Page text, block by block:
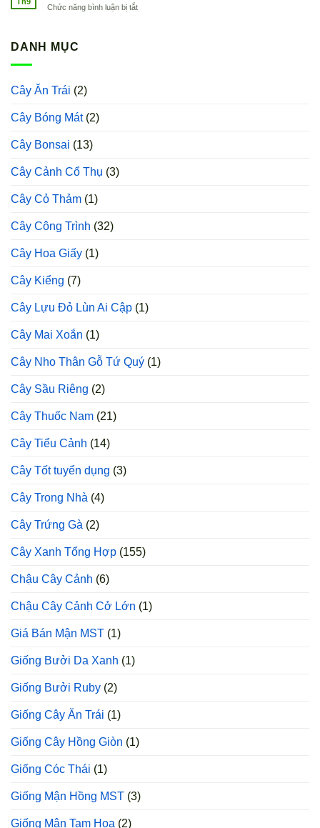
Bẹ
Chức năng bình luận bị tắtở
DANH MỤC
Cây Ăn Trái (2)
Cây Bóng Mát(2)
Cây Bonsai (13)
Cây Cảnh Cổ Thụ (3)
Cây Cỏ Thảm (1)
Cây Công Trình (32)
Cây Hoa Giấy (1)
Cây Kiểng (7)
Cây Lựu Đỏ Lùn Ai Cập (1)
Cây Mai Xoắn (1)
Cây Nho Thân Gỗ Tứ Quý (1)
Cây Sầu Riêng (2)
Cây Thuốc Nam (21)
Cây Tiểu Cảnh (14)
Cây Tốt tuyển dụng (3)
Cây Trong Nhà (4)
Cây Trứng Gà (2)
Cây Xanh Tổng Hợp (155)
Chậu Cây Cảnh (6)
Chậu Cây Cảnh Cở Lớn (1)
Giá Bán Mận MST (1)
Giống Bưởi Da Xanh (1)
Giống Bưởi Ruby (2)
Giống Cây Ăn Trái (1)
Giống Cây Hồng Giòn (1)
Giống Cóc Thái (1)
Giống Mận Hồng MST (3)
Giống Mận Tam Hoa (2)